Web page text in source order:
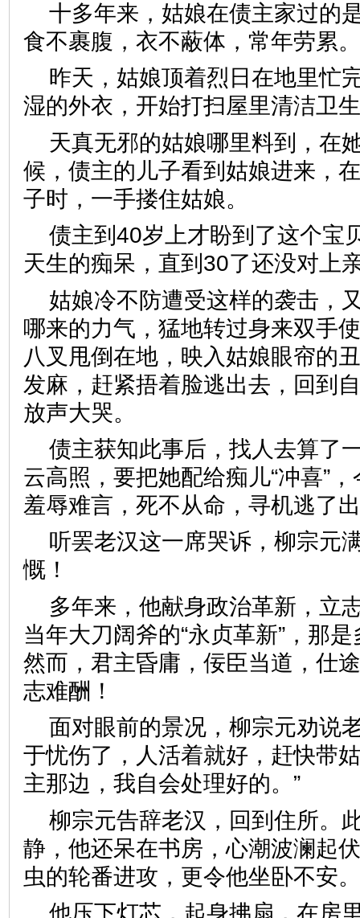
十多年来，姑娘在债主家过的
食不裹腹，衣不蔽体，常年劳累。
昨天，姑娘顶着烈日在地里忙
湿的外衣，开始打扫屋里清洁卫
天真无邪的姑娘哪里料到，在
候，债主的儿子看到姑娘进来，
子时，一手搂住姑娘。
债主到40岁上才盼到了这个宝
天生的痴呆，直到30了还没对上
姑娘冷不防遭受这样的袭击，
哪来的力气，猛地转过身来双手
八叉甩倒在地，映入姑娘眼帘的
发麻，赶紧捂着脸逃出去，回到
放声大哭。
债主获知此事后，找人去算了
云高照，要把她配给痴儿“冲喜”
羞辱难言，死不从命，寻机逃了
听罢老汉这一席哭诉，柳宗元
慨！
多年来，他献身政治革新，立
当年大刀阔斧的“永贞革新”，那
然而，君主昏庸，佞臣当道，仕
志难酬！
面对眼前的景况，柳宗元劝说
于忧伤了，人活着就好，赶快带
主那边，我自会处理好的。”
柳宗元告辞老汉，回到住所。
静，他还呆在书房，心潮波澜起
虫的轮番进攻，更令他坐卧不安。
他压下灯芯，起身拂扇，在房